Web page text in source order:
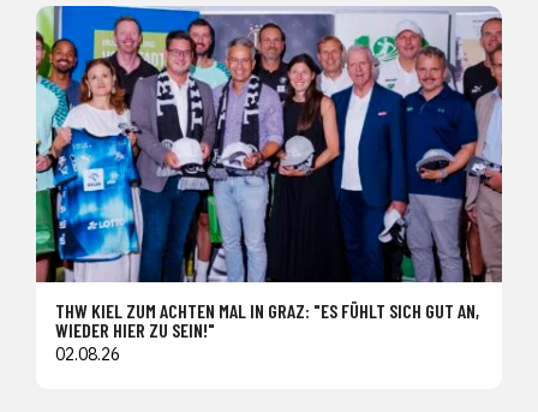
THW KIEL ZUM ACHTEN MAL IN GRAZ: "ES FÜHLT SICH GUT AN,
WIEDER HIER ZU SEIN!"
02.08.26